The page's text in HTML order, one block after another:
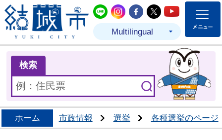
結城市公式LINE
結城市公式Instagram
結城市公式
結城市公式
結城市
Multilingual
検索
ホーム 市政情報 選挙 各種選挙のページ